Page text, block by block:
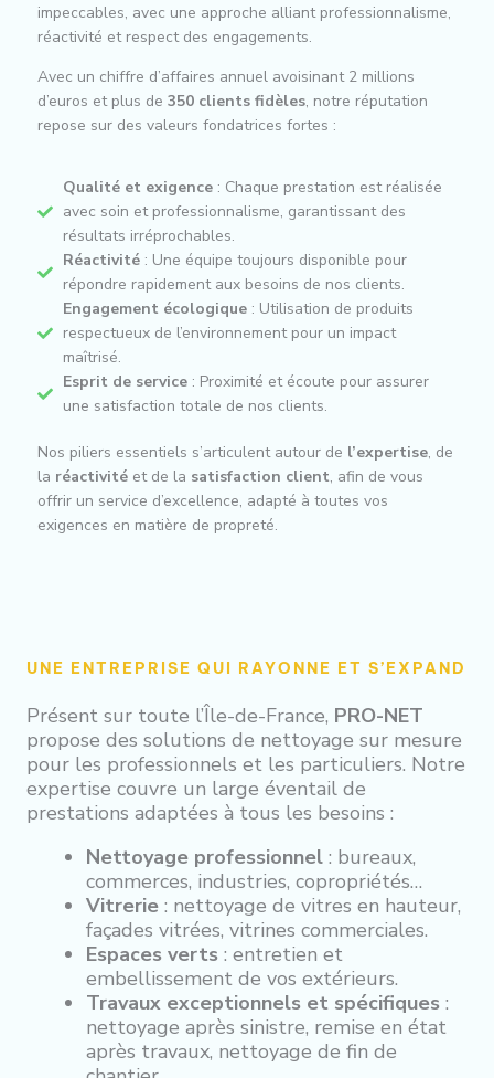
impeccables, avec une approche alliant professionnalisme,
réactivité et respect des engagements.
Avec un chiffre d’affaires annuel avoisinant 2 millions
d’euros et plus de 350 clients fidèles, notre réputation
repose sur des valeurs fondatrices fortes :
Qualité et exigence: Chaque prestation est réalisée
avec soin et professionnalisme, garantissant des
résultats irréprochables.
Réactivité : Une équipe toujours disponible pour
répondre rapidement aux besoins de nos clients.
Engagement écologique: Utilisation de produits
respectueux de l’environnement pour un impact
maîtrisé.
Esprit de service : Proximité et écoute pour assurer
une satisfaction totale de nos clients.
Nos piliers essentiels s’articulent autour de l’expertise, de
la réactivité et de la satisfaction client, afin de vous
offrir un service d’excellence, adapté à toutes vos
exigences en matière de propreté.
UNE ENTREPRISE QUI RAYONNE ET S’EXPAND
Présent sur toute l’Île-de-France, PRO-NET
propose des solutions de nettoyage sur mesure
pour les professionnels et les particuliers. Notre
expertise couvre un large éventail de
prestations adaptées à tous les besoins :
Nettoyage professionnel : bureaux,
commerces, industries, copropriétés…
Vitrerie : nettoyage de vitres en hauteur,
façades vitrées, vitrines commerciales.
Espaces verts : entretien et
embellissement de vos extérieurs.
Travaux exceptionnels et spécifiques :
nettoyage après sinistre, remise en état
après travaux, nettoyage de fin de